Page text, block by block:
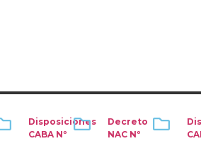
Disposiciones
CABA Nº
Decreto
NAC Nº